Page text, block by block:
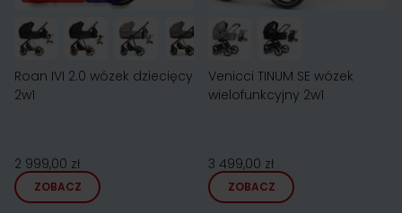
Roan IVI 2.0 wózek dziecięcy
2w1
2 999,00 zł
ZOBACZ
Venicci TINUM SE wózek
wielofunkcyjny 2w1
3 499,00 zł
ZOBACZ